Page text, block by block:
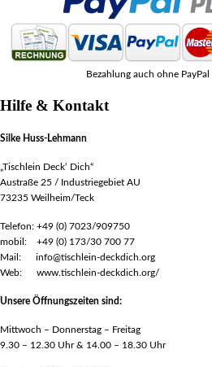
Bezahlung auch ohne
Hilfe & Kontakt
Silke Huss-Lehmann
„Tischlein Deck‘ Dich“
Austraße 25 / Industriegebiet AU
73235 Weilheim/Teck
Telefon: +49 (0) 7023/909750
mobil: +49 (0) 173/30 700 77
Mail: info@tischlein-deckdich.org
Web: www.tischlein-deckdich.org/
Unsere Öffnungszeiten sind:
Mittwoch – Donnerstag – Freitag
9.30 – 12.30 Uhr & 14.00 – 18.30 Uhr